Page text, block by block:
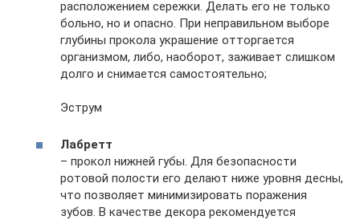
расположением сережки. Делать его не только
больно, но и опасно. При неправильном выборе
глубины прокола украшение отторгается
организмом, либо, наоборот, заживает слишком
долго и снимается самостоятельно;
Эструм
Лабретт
– прокол нижней губы. Для безопасности
ротовой полости его делают ниже уровня десны,
что позволяет минимизировать поражения
зубов. В качестве декора рекомендуется